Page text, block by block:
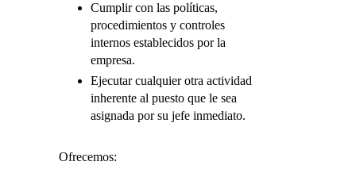
Cumplir con las políticas,
procedimientos y controles
internos establecidos por la
empresa.
Ejecutar cualquier otra actividad
inherente al puesto que le sea
asignada por su jefe inmediato.
Ofrecemos: